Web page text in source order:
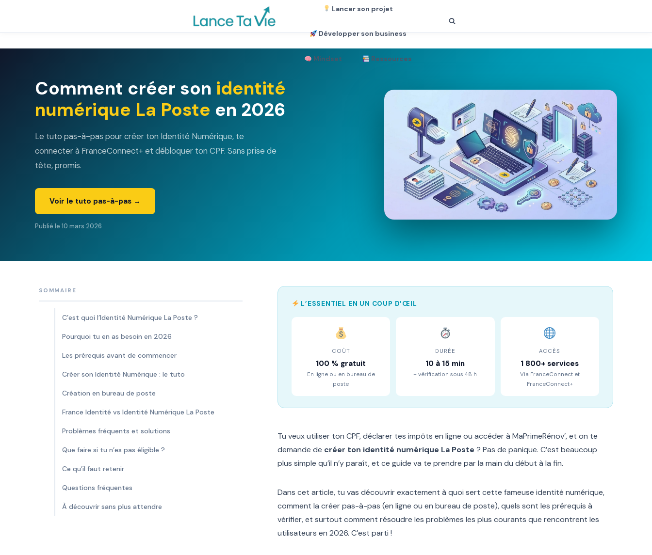
contenu
Lancer son projet
Développer son business
Mindset Ressources
Comment créer son identité
numérique La Poste en 2026
Le tuto pas-à-pas pour créer ton Identité Numérique, te
connecter à FranceConnect+ et débloquer ton CPF. Sans prise de
tête, promis.
Voir le tuto pas-à-pas →
Publié le 10 mars 2026
SOMMAIRE
C’est quoi l’Identité Numérique La Poste ?
Pourquoi tu en as besoin en 2026
Les prérequis avant de commencer
Créer son Identité Numérique : le tuto
Création en bureau de poste
France Identité vs Identité Numérique La Poste
Problèmes fréquents et solutions
Que faire si tu n’es pas éligible ?
Ce qu’il faut retenir
Questions fréquentes
À découvrir sans plus attendre
L’ESSENTIEL EN UN COUP D’ŒIL
COÛT
100 % gratuit
En ligne ou en bureau de
poste
DURÉE
10 à 15 min
+ vérification sous 48 h
ACCÈS
1 800+ services
Via FranceConnect et
FranceConnect+
Tu veux utiliser ton CPF, déclarer tes impôts en ligne ou accéder à MaPrimeRénov’, et on te
demande de créer ton identité numérique La Poste ? Pas de panique. C’est beaucoup
plus simple qu’il n’y paraît, et ce guide va te prendre par la main du début à la fin.
Dans cet article, tu vas découvrir exactement à quoi sert cette fameuse identité numérique,
comment la créer pas-à-pas (en ligne ou en bureau de poste), quels sont les prérequis à
vérifier, et surtout comment résoudre les problèmes les plus courants que rencontrent les
utilisateurs en 2026. C’est parti !